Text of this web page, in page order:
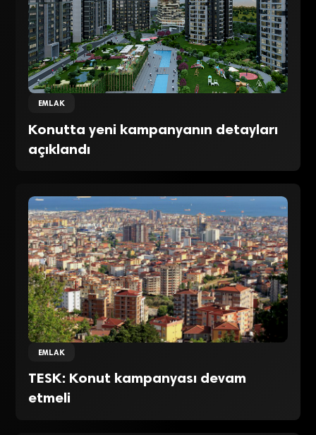
EMLAK
Konutta yeni kampanyanın detayları
açıklandı
EMLAK
TESK: Konut kampanyası devam
etmeli